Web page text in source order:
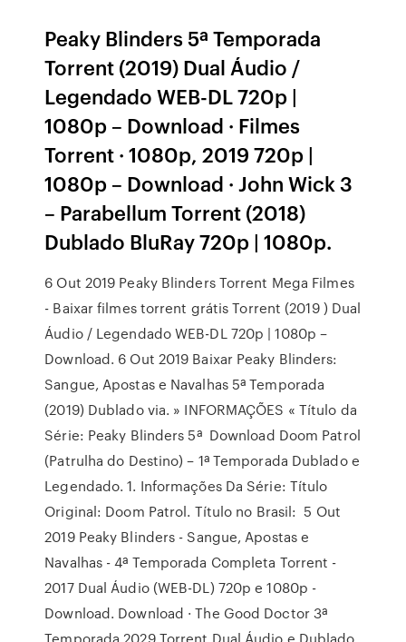
Peaky Blinders 5ª Temporada
Torrent (2019) Dual Áudio /
Legendado WEB-DL 720p |
1080p – Download · Filmes
Torrent · 1080p, 2019 720p |
1080p – Download · John Wick 3
– Parabellum Torrent (2018)
Dublado BluRay 720p | 1080p.
6 Out 2019 Peaky Blinders Torrent Mega Filmes
- Baixar filmes torrent grátis Torrent (2019 ) Dual
Áudio / Legendado WEB-DL 720p | 1080p –
Download. 6 Out 2019 Baixar Peaky Blinders:
Sangue, Apostas e Navalhas 5ª Temporada
(2019) Dublado via. » INFORMAÇÕES « Título da
Série: Peaky Blinders 5ª Download Doom Patrol
(Patrulha do Destino) – 1ª Temporada Dublado e
Legendado. 1. Informações Da Série: Título
Original: Doom Patrol. Título no Brasil: 5 Out
2019 Peaky Blinders - Sangue, Apostas e
Navalhas - 4ª Temporada Completa Torrent -
2017 Dual Áudio (WEB-DL) 720p e 1080p -
Download. Download · The Good Doctor 3ª
Temporada 2029 Torrent Dual Áudio e Dublado